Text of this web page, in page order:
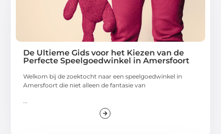
De Ultieme Gids voor het Kiezen van de
Perfecte Speelgoedwinkel in Amersfoort
Welkom bij de zoektocht naar een speelgoedwinkel in
Amersfoort die niet alleen de fantasie van